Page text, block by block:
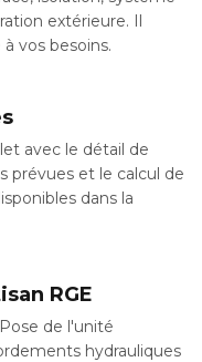
extérieure. Il
vos besoins.
avec le détail de
prévues et le calcul de
dans la
RGE
de l'unité
hydrauliques